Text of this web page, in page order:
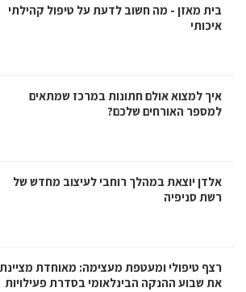
בית מאזן - מה חשוב לדעת על טיפול קהילתי
איכותי
איך למצוא אולם חתונות במרכז שמתאים
למספר האורחים שלכם?
אלדן יוצאת במהלך רוחבי לעיצוב מחדש של
רשת סניפיה
רצף טיפולי ומעטפת מעצימה: מאוחדת מציינת
את שבוע ההנקה הבינלאומי בסדרת פעילויות